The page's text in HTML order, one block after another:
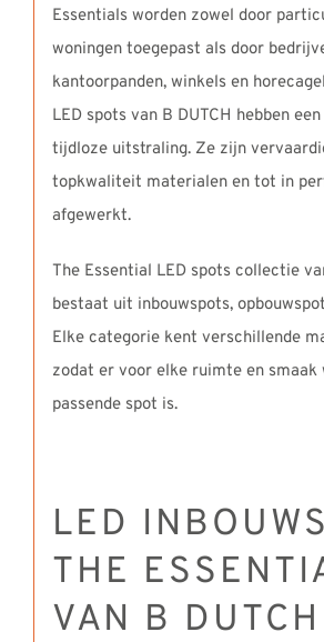
Essentials worden zowel door
woningen toegepast als door
kantoorpanden, winkels en
LED spots van B DUTCH hebben
tijdloze uitstraling. Ze zijn
topkwaliteit materialen en tot in
afgewerkt.
The Essential LED spots collectie
bestaat uit inbouwspots,
Elke categorie kent verschillende
zodat er voor elke ruimte en smaak
passende spot is.
LED
THE
VAN B DUTCH